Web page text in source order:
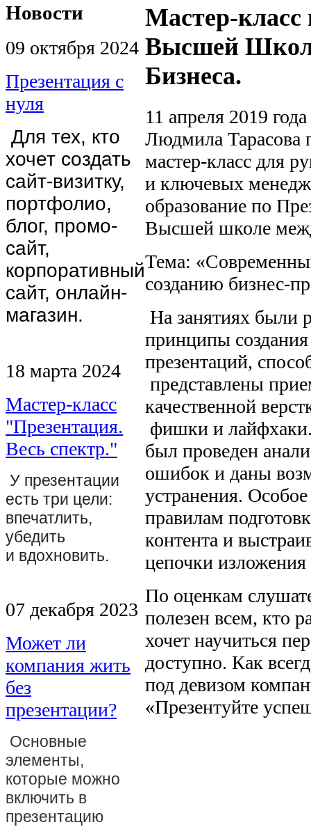
Новости
09 октября 2024
Презентация с
нуля
Для тех, кто
хочет создать
сайт-визитку,
портфолио,
блог, промо-
сайт,
корпоративный
сайт, онлайн-
магазин.
18 марта 2024
Мастер-класс
"Презентация.
Весь спектр."
У презентации
есть три цели:
впечатлить,
убедить
и вдохновить.
07 декабря 2023
Может ли
компания жить
без
презентации?
Основные
элементы,
которые можно
включить в
презентацию
Мастер-класс
Высшей
Бизнеса.
11 апреля 2019
Людмила Тарасова
мастер-класс для
и ключевых
образование по
Высшей школе
Тема:
созданию бизнес-
На занятиях были
принципы
презентаций,
представлены
качественной
фишки и
был проведен
ошибок и даны
устранения.
правилам
контента и
цепочки изложения
По оценкам
полезен всем, кто
хочет научиться
доступно. Как
под девизом
«Презентуйте